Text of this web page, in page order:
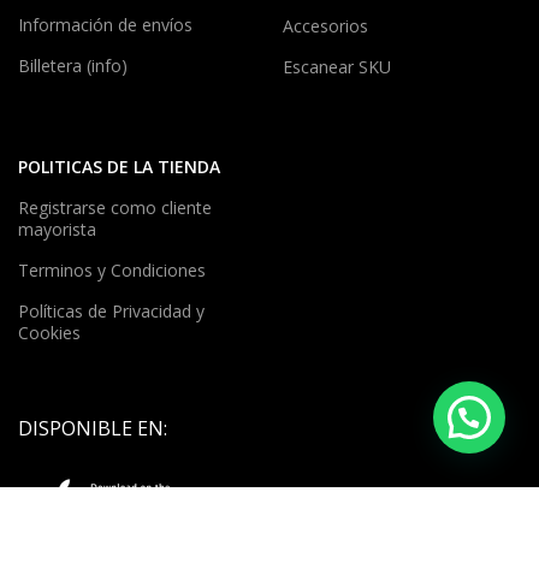
Información de envíos
Billetera (info)
Accesorios
Escanear SKU
POLITICAS DE LA TIENDA
Registrarse como cliente
mayorista
Terminos y Condiciones
Políticas de Privacidad y
Cookies
DISPONIBLE EN: